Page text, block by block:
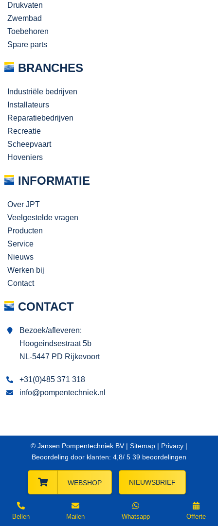
Drukvaten
Zwembad
Toebehoren
Spare parts
BRANCHES
Industriële bedrijven
Installateurs
Reparatiebedrijven
Recreatie
Scheepvaart
Hoveniers
INFORMATIE
Over JPT
Veelgestelde vragen
Producten
Service
Nieuws
Werken bij
Contact
CONTACT
Bezoek/afleveren:
Hoogeindsestraat 5b
NL-5447 PD Rijkevoort
+31(0)485 371 318
info@pompentechniek.nl
© Jansen Pompentechniek BV | Sitemap | Privacy |
Beoordeling door klanten: 4,8/ 5 39 beoordelingen
WEBSHOP NIEUWSBRIEF
Bellen Mailen Whatsapp Offerte